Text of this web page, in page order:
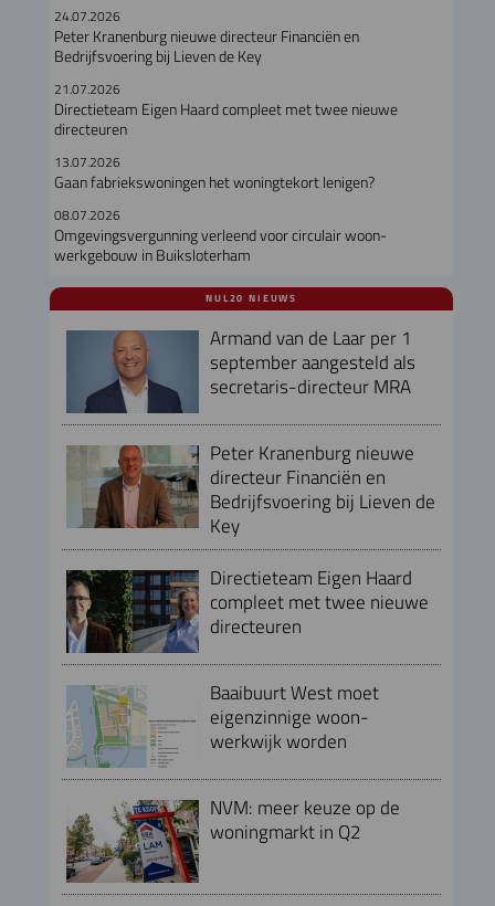
24.07.2026
Peter Kranenburg nieuwe directeur Financiën en
Bedrijfsvoering bij Lieven de Key
21.07.2026
Directieteam Eigen Haard compleet met twee nieuwe
directeuren
13.07.2026
Gaan fabriekswoningen het woningtekort lenigen?
08.07.2026
Omgevingsvergunning verleend voor circulair woon-
werkgebouw in Buiksloterham
NUL20 NIEUWS
Armand van de Laar per 1
september aangesteld als
secretaris-directeur MRA
Peter Kranenburg nieuwe
directeur Financiën en
Bedrijfsvoering bij Lieven de
Key
Directieteam Eigen Haard
compleet met twee nieuwe
directeuren
Baaibuurt West moet
eigenzinnige woon-
werkwijk worden
NVM: meer keuze op de
woningmarkt in Q2